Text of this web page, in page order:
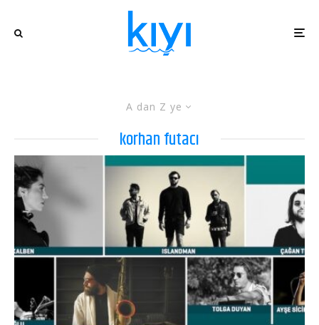
A dan Z ye
korhan futacı